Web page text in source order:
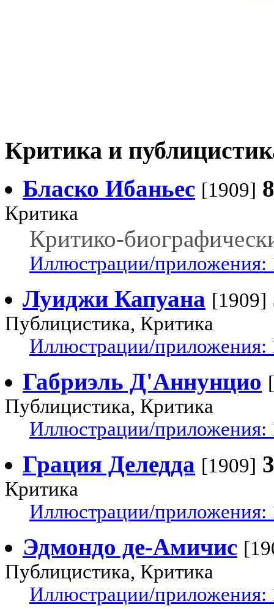
Критика и
Бласко Ибаньес [1909]
Критика
Критико-
Иллюстрации/приложения:
Луиджи Капуана [1909]
Публицистика, Критика
Иллюстрации/приложения:
Габриэль Д'Аннунцио
Публицистика, Критика
Иллюстрации/приложения:
Грация Деледда [1909]
Критика
Иллюстрации/приложения:
Эдмондо де-Амичис
Публицистика, Критика
Иллюстрации/приложения: